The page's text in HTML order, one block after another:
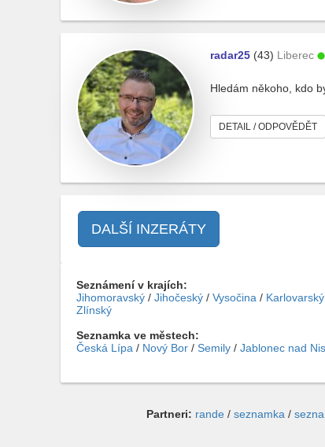
radar25 (43) Liberec
Hledám někoho, kdo
DETAIL / ODPOVĚDĚT
DALŠÍ INZERÁTY
Seznámení v krajích:
Jihomoravský / Jihočeský / Vysočina / Karlovarský
Zlínský
Seznamka ve městech:
Česká Lípa / Nový Bor / Semily / Jablonec nad
Partneri: rande / seznamka /